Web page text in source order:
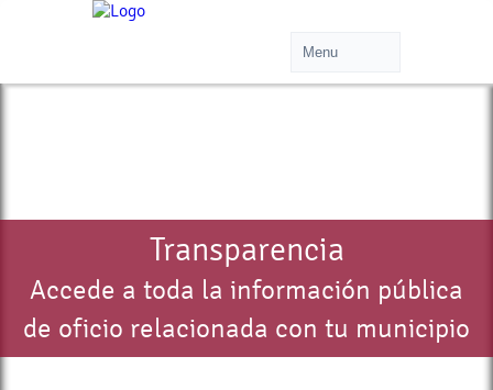
Transparencia
Accede a toda la información pública
de oficio relacionada con tu municipio